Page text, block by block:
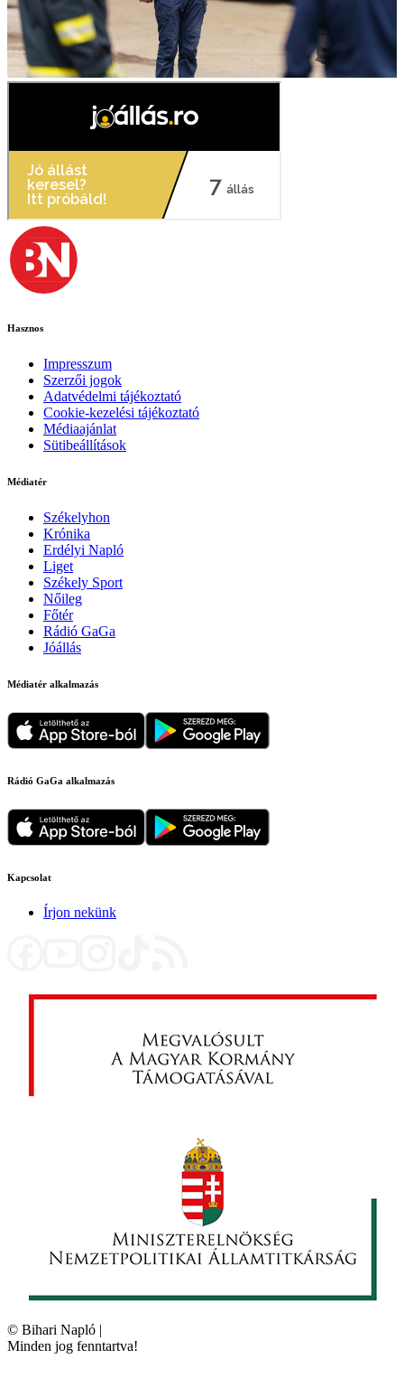
Hasznos
Impresszum
Szerzői jogok
Adatvédelmi tájékoztató
Cookie-kezelési tájékoztató
Médiaajánlat
Sütibeállítások
Médiatér
Székelyhon
Krónika
Erdélyi Napló
Liget
Székely Sport
Nőileg
Főtér
Rádió GaGa
Jóállás
Médiatér alkalmazás
Rádió GaGa alkalmazás
Kapcsolat
Írjon nekünk
© Bihari Napló
Minden jog fenntartva!